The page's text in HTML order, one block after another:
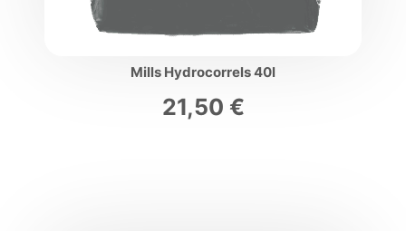
Mills Hydrocorrels 40l
21,50 €